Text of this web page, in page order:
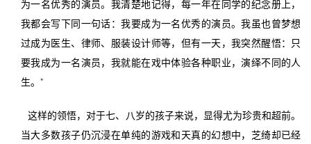
为一名优秀的演员。我清楚地记得，每一年在同学的纪念册上，
我都会写下同一句话：我要成为一名优秀的演员。我虽也曾梦想
过成为医生、律师、服装设计师等，但有一天，我突然醒悟：只
要我成为一名演员，我就能在戏中体验各种职业，演绎不同的人
生。”
这样的领悟，对于七、八岁的孩子来说，显得尤为珍贵和超前。
当大多数孩子仍沉浸在单纯的游戏和天真的幻想中，芝绮却已经